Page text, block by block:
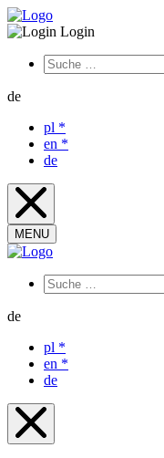
Login
de
pl *
en *
de
MENU
de
pl *
en *
de